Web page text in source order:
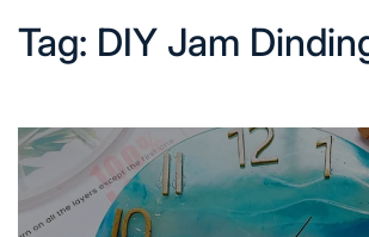
Tag: DIY Jam